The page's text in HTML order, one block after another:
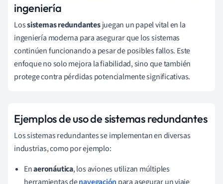
ingeniería
Lossistemas redundantesjuegan un papel vital en la
ingeniería moderna para asegurar que los sistemas
continúen funcionando a pesar de posibles fallos. Este
enfoque no solo mejora la fiabilidad, sino que también
protege contra pérdidas potencialmente significativas.
Ejemplos de uso de sistemas redundantes
Los sistemas redundantes se implementan en diversas
industrias, como por ejemplo:
Enaeronáutica, los aviones utilizan múltiples
herramientas denavegación para asegurar un viaje